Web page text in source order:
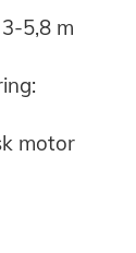
5,8 m
motor